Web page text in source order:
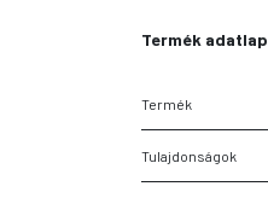
Termék adatlap
Termék
Tulajdonságok